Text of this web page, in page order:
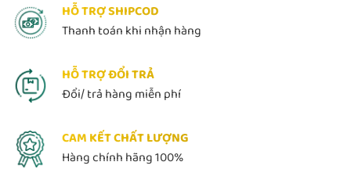
HỖ TRỢ SHIPCOD
Thanh toán khi nhận hàng
HỖ TRỢ ĐỔI TRẢ
Đổi/ trả hàng miễn phí
CAM KẾT CHẤT LƯỢNG
Hàng chính hãng 100%